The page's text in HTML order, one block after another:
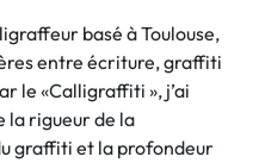
basé à Toulouse,
entre écriture, graffiti
le «Calligraffiti », j’ai
la rigueur de la
graffiti et la profondeur